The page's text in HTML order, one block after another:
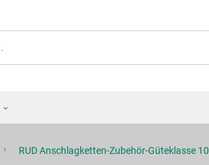
RUD Anschlagketten-Zubehör-Güteklasse 10